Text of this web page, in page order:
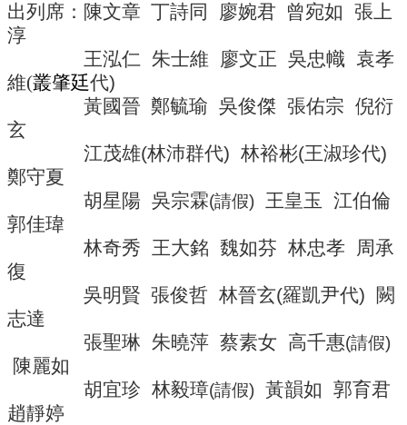
English
導
覽
答
於
書
服
團
隊
法
出列席：陳文章 丁詩同 廖婉君 曾宛如 張上
淳
王泓仁 朱士維 廖文正 吳忠幟 袁孝
維(叢肇廷代)
黃國晉 鄭毓瑜 吳俊傑 張佑宗 倪衍
玄
江茂雄(林沛群代) 林裕彬(王淑珍代)
鄭守夏
胡星陽 吳宗霖(請假) 王皇玉
江伯倫
郭佳瑋
林奇秀 王大銘 魏如芬 林忠孝 周承
復
吳明賢 張俊哲 林晉玄(羅凱尹代)
闕
志達
張聖琳 朱曉萍 蔡素女 高千惠(請假)
陳麗如
胡宜珍 林毅璋(請假) 黃韻如 郭育君
趙靜婷